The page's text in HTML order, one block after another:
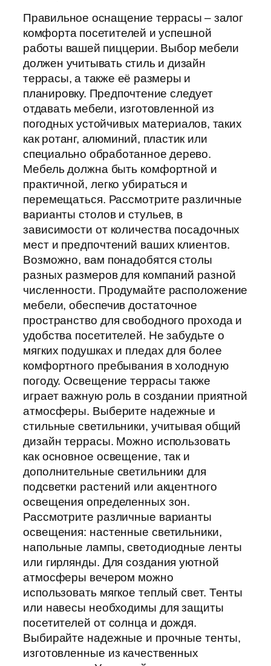
Правильное оснащение террасы – залог
комфорта посетителей и успешной
работы вашей пиццерии. Выбор мебели
должен учитывать стиль и дизайн
террасы, а также её размеры и
планировку. Предпочтение следует
отдавать мебели, изготовленной из
погодных устойчивых материалов, таких
как ротанг, алюминий, пластик или
специально обработанное дерево.
Мебель должна быть комфортной и
практичной, легко убираться и
перемещаться. Рассмотрите различные
варианты столов и стульев, в
зависимости от количества посадочных
мест и предпочтений ваших клиентов.
Возможно, вам понадобятся столы
разных размеров для компаний разной
численности. Продумайте расположение
мебели, обеспечив достаточное
пространство для свободного прохода и
удобства посетителей. Не забудьте о
мягких подушках и пледах для более
комфортного пребывания в холодную
погоду. Освещение террасы также
играет важную роль в создании приятной
атмосферы. Выберите надежные и
стильные светильники, учитывая общий
дизайн террасы. Можно использовать
как основное освещение, так и
дополнительные светильники для
подсветки растений или акцентного
освещения определенных зон.
Рассмотрите различные варианты
освещения: настенные светильники,
напольные лампы, светодиодные ленты
или гирлянды. Для создания уютной
атмосферы вечером можно
использовать мягкое теплый свет. Тенты
или навесы необходимы для защиты
посетителей от солнца и дождя.
Выбирайте надежные и прочные тенты,
изготовленные из качественных